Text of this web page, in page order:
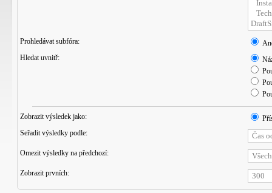
Prohledávat subfóra:
Hledat uvnitř:
Zobrazit výsledek jako:
Seřadit výsledky podle:
Omezit výsledky na předchozí:
Zobrazit prvních: